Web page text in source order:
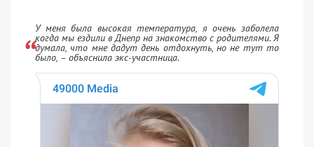
У меня была высокая температура, я очень заболела
когда мы ездили в Днепр на знакомство с родителями. Я
думала, что мне дадут день отдохнуть, но не тут то
было, – объяснила экс-участница.